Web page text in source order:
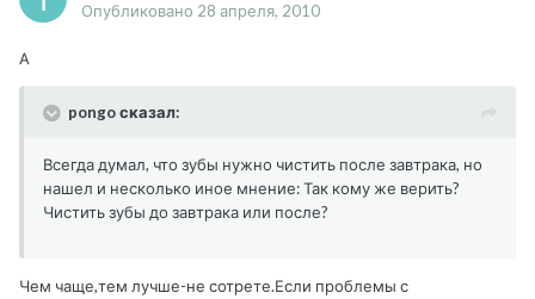
Опубликовано 28 апреля, 2010
А
pongo сказал:
Всегда думал, что зубы нужно чистить после завтрака, но
нашел и несколько иное мнение: Так кому же верить?
Чистить зубы до завтрака или после?
Чем чаще,тем лучше-не сотрете.Если проблемы с